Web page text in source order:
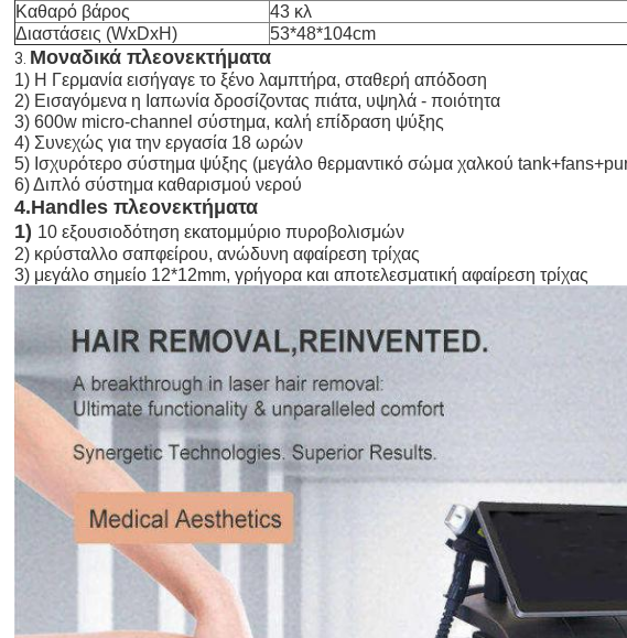
Καθαρό βάρος
43 κλ
Διαστάσεις (WxDxH)
53*48*104cm
3. Μοναδικά πλεονεκτήματα
1) Η Γερμανία εισήγαγε το ξένο λαμπτήρα, σταθερή απόδοση
2) Εισαγόμενα η Ιαπωνία δροσίζοντας πιάτα, υψηλά - ποιότητα
3) 600w micro-channel σύστημα, καλή επίδραση ψύξης
4) Συνεχώς για την εργασία 18 ωρών
5) Ισχυρότερο σύστημα ψύξης (μεγάλο θερμαντικό σώμα χαλκού
6) Διπλό σύστημα καθαρισμού νερού
4.Handles πλεονεκτήματα
1) 10 εξουσιοδότηση εκατομμύριο πυροβολισμών
2) κρύσταλλο σαπφείρου, ανώδυνη αφαίρεση τρίχας
3) μεγάλο σημείο 12*12mm, γρήγορα και αποτελεσματική αφαίρεση τρίχας